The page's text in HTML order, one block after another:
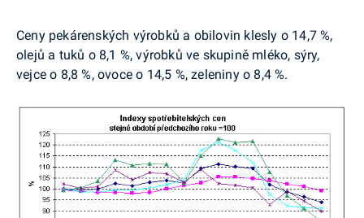
Ceny pekárenských výrobků a obilovin klesly o 14,7 %,
olejů a tuků o 8,1 %, výrobků ve skupině mléko, sýry,
vejce o 8,8 %, ovoce o 14,5 %, zeleniny o 8,4 %.